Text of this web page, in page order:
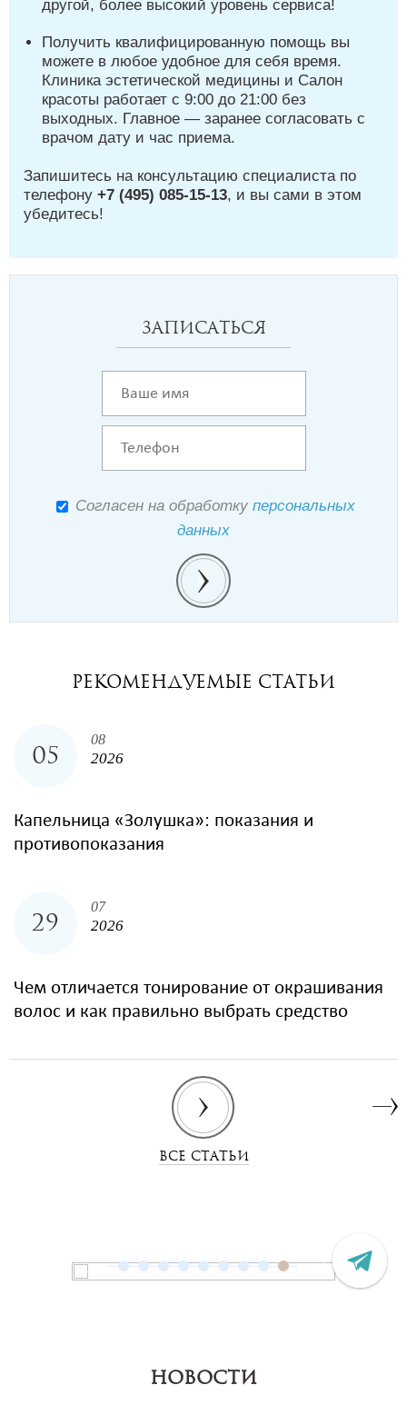
другой, более высокий уровень сервиса!
Получить квалифицированную помощь вы
можете в любое удобное для себя время.
Клиника эстетической медицины и Салон
красоты работает с 9:00 до 21:00 без
выходных. Главное — заранее согласовать с
врачом дату и час приема.
Запишитесь на консультацию специалиста по
телефону +7 (495) 085-15-13, и вы сами в этом
убедитесь!
Записаться
Согласен на обработку персональных
данных
РЕКОМЕНДУЕМЫЕ СТАТЬИ
05
08
2026
Капельница «Золушка»: показания и
противопоказания
29
07
2026
Чем отличается тонирование от окрашивания
волос и как правильно выбрать средство
ВСЕ СТАТЬИ
НОВОСТИ